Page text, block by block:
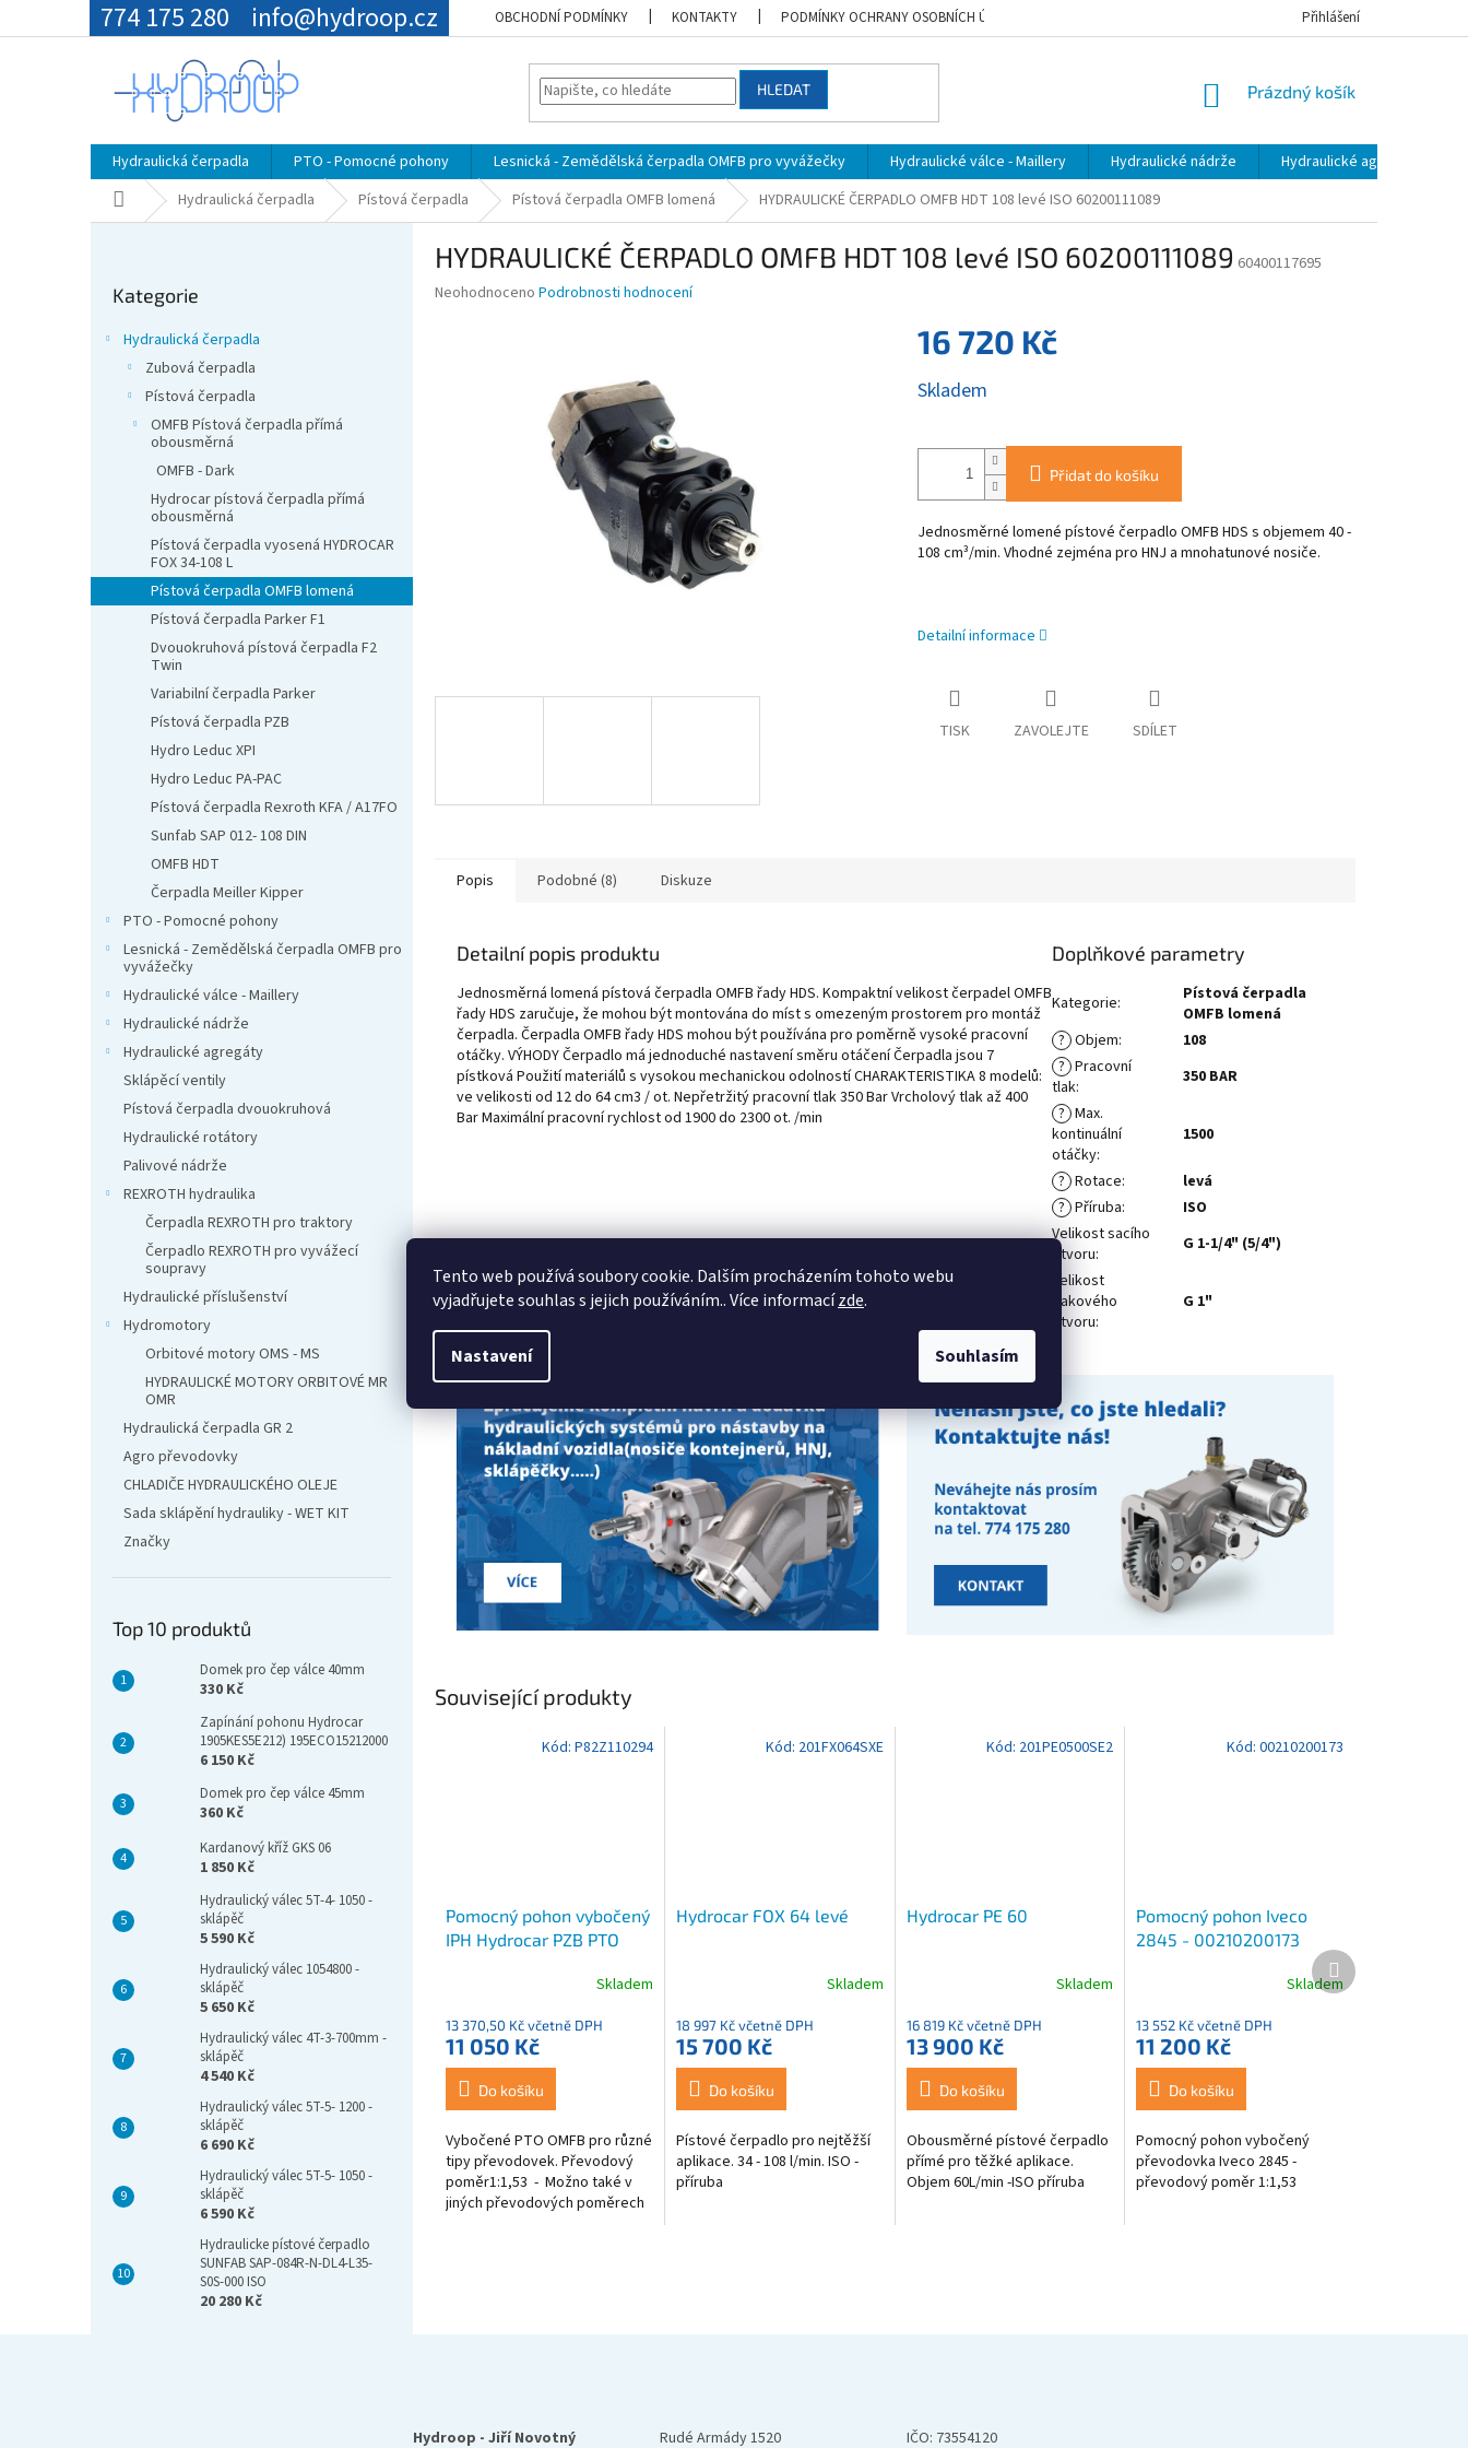
Tento web používá soubory cookie. Dalším procházením tohoto webu
vyjadřujete souhlas s jejich používáním.. Více informacízde.
Nastavení Souhlasím
774 175 280 info@hydroop.cz OBCHODNÍ PODMÍNKY KONTAKTY PODMÍNKY OCHRANY OSOBNÍCH ÚDAJŮ Přihlášení
HLEDAT
NÁKUPNÍ
Prázdný košík
Hydraulická čerpadla PTO - Pomocné pohony Lesnická - Zemědělská čerpadla OMFB pro vyvážečky Hydraulické válce - Maillery Hydraulické nádrže Hydraulické agregáty
Domů Hydraulická čerpadla Pístová čerpadla Pístová čerpadla OMFB lomená HYDRAULICKÉ ČERPADLO OMFB HDT 108 levé ISO 60200111089
kategorie
Kategorie
Hydraulická čerpadla
Zubová čerpadla
Pístová čerpadla
OMFB Pístová čerpadla přímá
obousměrná
OMFB - Dark
Hydrocar pístová čerpadla přímá
obousměrná
Pístová čerpadla vyosená HYDROCAR
FOX 34-108 L
Pístová čerpadla OMFB lomená
Pístová čerpadla Parker F1
Dvouokruhová pístová čerpadla F2
Twin
Variabilní čerpadla Parker
Pístová čerpadla PZB
Hydro Leduc XPI
Hydro Leduc PA-PAC
Pístová čerpadla Rexroth KFA / A17FO
Sunfab SAP 012- 108 DIN
OMFB HDT
Čerpadla Meiller Kipper
PTO - Pomocné pohony
Lesnická - Zemědělská čerpadla OMFB pro
vyvážečky
Hydraulické válce - Maillery
Hydraulické nádrže
Hydraulické agregáty
Sklápěcí ventily
Pístová čerpadla dvouokruhová
Hydraulické rotátory
Palivové nádrže
REXROTH hydraulika
Čerpadla REXROTH pro traktory
Čerpadlo REXROTH pro vyvážecí
soupravy
Hydraulické příslušenství
Hydromotory
Orbitové motory OMS - MS
HYDRAULICKÉ MOTORY ORBITOVÉ MR
OMR
Hydraulická čerpadla GR 2
Agro převodovky
CHLADIČE HYDRAULICKÉHO OLEJE
Sada sklápění hydrauliky - WET KIT
Značky
Top 10 produktů
Domek pro čep válce 40mm
330 Kč
Zapínání pohonu Hydrocar
1905KES5E212) 195ECO15212000
6 150 Kč
Domek pro čep válce 45mm
360 Kč
Kardanový kříž GKS 06
1 850 Kč
Hydraulický válec 5T-4- 1050 -
sklápěč
5 590 Kč
Hydraulický válec 1054800 -
sklápěč
5 650 Kč
Hydraulický válec 4T-3-700mm -
sklápěč
4 540 Kč
Hydraulický válec 5T-5- 1200 -
sklápěč
6 690 Kč
Hydraulický válec 5T-5- 1050 -
sklápěč
6 590 Kč
Hydraulicke pístové čerpadlo
SUNFAB SAP-084R-N-DL4-L35-
S0S-000 ISO
20 280 Kč
HYDRAULICKÉ ČERPADLO OMFB HDT 108 levé ISO 60200111089 60400117695
Průměrné
Neohodnoceno Podrobnosti hodnocení
16 720 Kč
Měrná
cena:
Skladem
Přidat do košíku
Jednosměrné lomené pístové čerpadlo OMFB HDS s objemem 40 -
108 cm³/min. Vhodné zejména pro HNJ a mnohatunové nosiče.
Detailní informace
TISK ZAVOLEJTE SDÍLET
Související produkty
Pomocný pohon vybočený
IPH Hydrocar PZB PTO
Skladem
13 370,50 Kč včetně DPH
11 050 Kč
Do košíku
Vybočené PTO OMFB pro různé
tipy převodovek. Převodový
poměr1:1,53 - Možno také v
jiných převodových poměrech
Kód: P82Z110294
Hydrocar FOX 64 levé
Skladem
18 997 Kč včetně DPH
15 700 Kč
Do košíku
Pístové čerpadlo pro nejtěžší
aplikace. 34 - 108 l/min. ISO -
příruba
Kód: 201FX064SXE
Hydrocar PE 60
Skladem
16 819 Kč včetně DPH
13 900 Kč
Do košíku
Obousměrné pístové čerpadlo
přímé pro těžké aplikace.
Objem 60L/min -ISO příruba
Kód: 201PE0500SE2
Pomocný pohon Iveco
2845 - 00210200173
Skladem
13 552 Kč včetně DPH
11 200 Kč
Do košíku
Pomocný pohon vybočený
převodovka Iveco 2845 -
převodový poměr 1:1,53
Kód: 00210200173
Další
produkt
Popis Podobné (8) Diskuze
Detailní popis produktu
Jednosměrná lomená pístová čerpadla OMFB řady HDS. Kompaktní velikost čerpadel OMFB
řady HDS zaručuje, že mohou být montována do míst s omezeným prostorem pro montáž
čerpadla. Čerpadla OMFB řady HDS mohou být používána pro poměrně vysoké pracovní
otáčky. VÝHODY Čerpadlo má jednoduché nastavení směru otáčení Čerpadla jsou 7
pístková Použití materiálů s vysokou mechanickou odolností CHARAKTERISTIKA 8 modelů:
ve velikosti od 12 do 64 cm3 / ot. Nepřetržitý pracovní tlak 350 Bar Vrcholový tlak až 400
Bar Maximální pracovní rychlost od 1900 do 2300 ot. /min
Doplňkové parametry
Kategorie:
Pístová čerpadla
OMFB lomená
? Objem:
108
? Pracovní
tlak:
350 BAR
? Max.
kontinuální
otáčky:
1500
? Rotace:
levá
? Příruba:
ISO
Velikost sacího
otvoru:
G 1-1/4" (5/4")
Velikost
tlakového
otvoru:
G 1"
Hydroop - Jiří Novotný Rudé Armády 1520 IČO: 73554120